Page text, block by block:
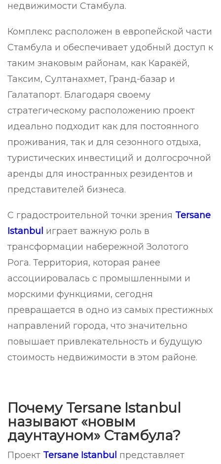
недвижимости Стамбула.
Комплекс расположен в европейской части
Стамбула и обеспечивает удобный доступ к
таким знаковым районам, как Каракёй,
Таксим, Султанахмет, Гранд-базар и
Галатапорт. Благодаря своему
стратегическому расположению проект
идеально подходит как для постоянного
проживания, так и для сезонного отдыха,
туристических инвестиций и долгосрочной
аренды для иностранных резидентов и
представителей бизнеса.
С градостроительной точки зрения Tersane
Istanbul играет важную роль в
трансформации набережной Золотого
Рога. Территория, которая ранее
ассоциировалась с промышленными и
морскими функциями, сегодня
превращается в одно из самых престижных
направлений города, что значительно
повышает привлекательность и будущую
стоимость недвижимости в этом районе.
Почему Tersane Istanbul
называют «новым
даунтауном» Стамбула?
Проект Tersane Istanbul представляет